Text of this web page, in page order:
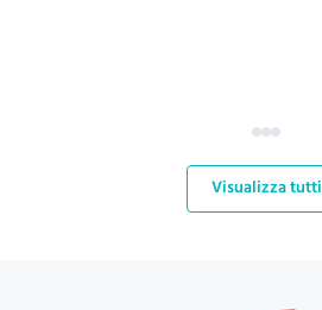
Visualizza tutti